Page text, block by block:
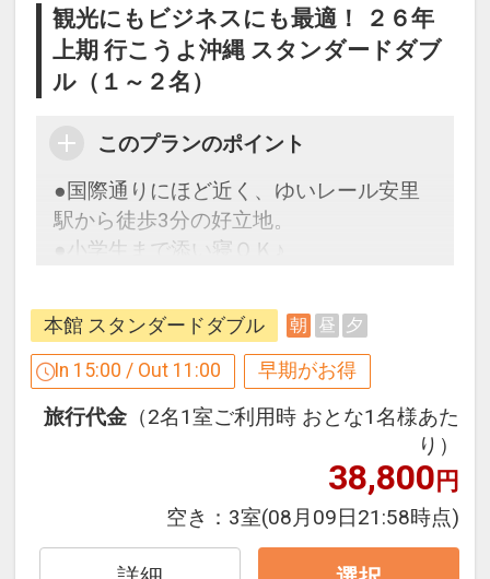
諸島へのアクセスに便利な港が近く、
前後泊にも利用しやすい！
より徒歩約５分！
那覇空港より１４分のモノレール「美栄
橋（みえばし）駅」よりほど近く
アクセス楽々♪
備！
疲労回復や肩こり、冷え性などの効能あ
り！旅疲れの体には嬉しい♪
設定期間：2026年4月1日～2026年11月
インターネットコース番号：DP-1-
観光にもビジネスにも最適！ ２６年
上期 行こうよ沖縄 スタンダードダブ
ル（１～２名）
このプランのポイント
●国際通りにほど近く、ゆいレール安里
駅から徒歩3分の好立地。
●小学生まで添い寝ＯＫ♪
【９０日前までの申込がお得】早期申込
割引がございます
ご宿泊の９０日前までにお申し込みにな
ると
１泊につきおひとり様１，０００円引
※早期申込期間を過ぎてからの変更（人
数の内訳・客室タイプ・食事条件・プラ
ン・氏名・人員・泊数の増減等の変更）
本館 スタンダードダブル 朝 昼 夕
In 15:00 / Out 11:00 早期がお得
旅行代金 （2名1室ご利用時 おとな1名様あた
り）
38,800円
空き： 3室(08月09日21:58時点)